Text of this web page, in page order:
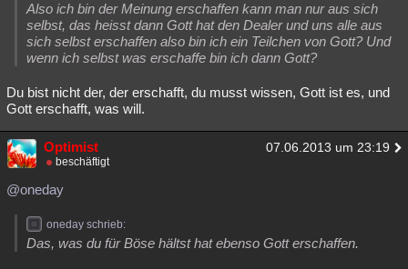
Also ich bin der Meinung erschaffen kann man nur aus sich
selbst, das heisst dann Gott hat den Dealer und uns alle aus
sich selbst erschaffen also bin ich ein Teilchen von Gott? Und
wenn ich selbst was erschaffe bin ich dann Gott?
Du bist nicht der, der erschafft, du musst wissen, Gott ist es, und
Gott erschafft, was will.
Optimist 07.06.2013 um 23:19
beschäftigt
@oneday
oneday schrieb:
Das, was du für Böse hältst hat ebenso Gott erschaffen.